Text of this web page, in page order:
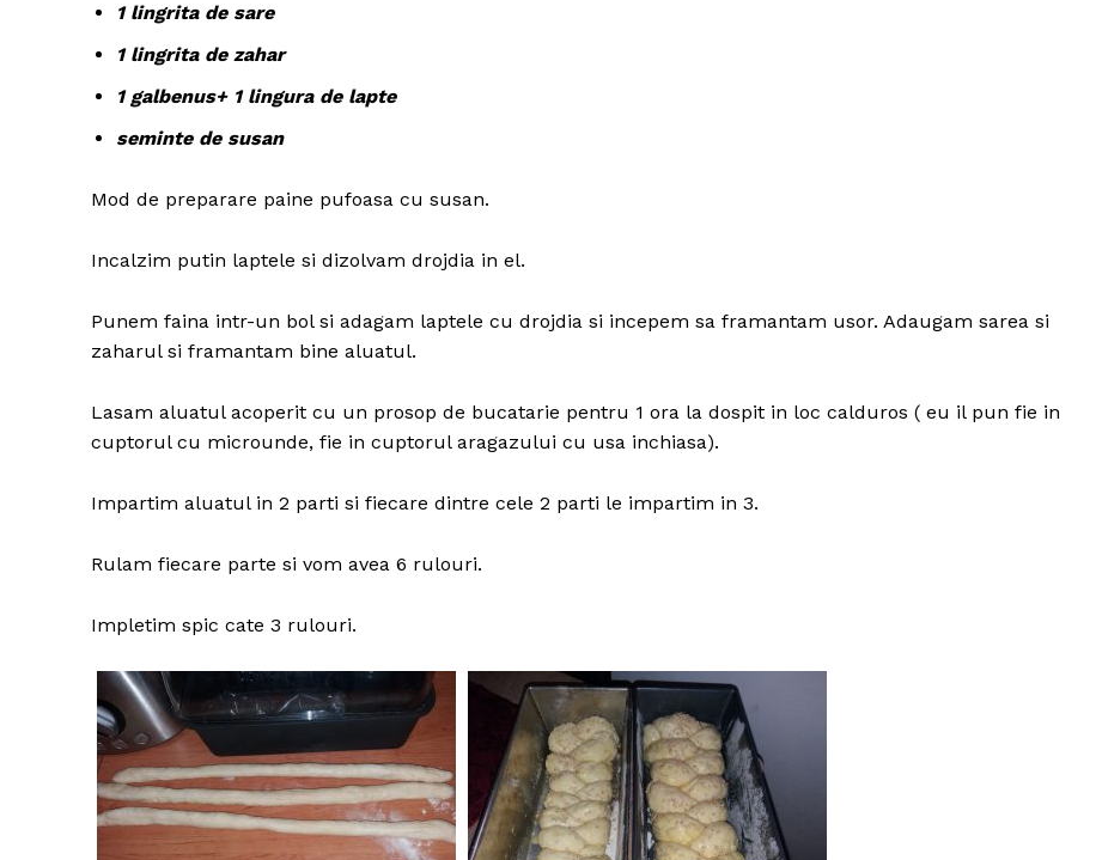
1 lingrita de sare
1 lingrita de zahar
1 galbenus+ 1 lingura de lapte
seminte de susan
Mod de preparare paine pufoasa cu susan.
Incalzim putin laptele si dizolvam drojdia in el.
Punem faina intr-un bol si adagam laptele cu drojdia si incepem sa framantam usor. Adaugam sarea si
zaharul si framantam bine aluatul.
Lasam aluatul acoperit cu un prosop de bucatarie pentru 1 ora la dospit in loc calduros ( eu il pun fie in
cuptorul cu microunde, fie in cuptorul aragazului cu usa inchiasa).
Impartim aluatul in 2 parti si fiecare dintre cele 2 parti le impartim in 3.
Rulam fiecare parte si vom avea 6 rulouri.
Impletim spic cate 3 rulouri.